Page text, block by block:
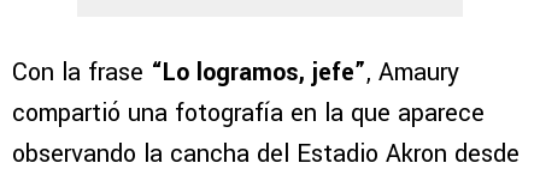
Con la frase “Lo logramos, jefe”, Amaury
compartió una fotografía en la que aparece
observando la cancha del Estadio Akron desde